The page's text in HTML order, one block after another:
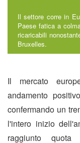
Il settore corre in
Paese fatica a
ricaricabili
Bruxelles.
Il mercato
andamento
confermando un
l'intero inizio
raggiunto quota